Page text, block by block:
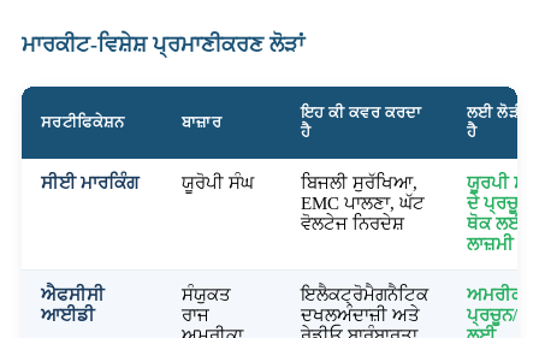
ਮਾਰਕੀਟ-ਵਿਸ਼ੇਸ਼ ਪ੍ਰਮਾਣੀਕਰਣ ਲੋੜਾਂ
ਸਰਟੀਫਿਕੇਸ਼ਨ ਬਾਜ਼ਾਰ
ਇਹ ਕੀ ਕਵਰ ਕਰਦਾ
ਹੈ
ਲਈ ਲੋੜੀਂਦਾ
ਹੈ
ਸੀਈ ਮਾਰਕਿੰਗ ਯੂਰੋਪੀ ਸੰਘ
ਬਿਜਲੀ ਸੁਰੱਖਿਆ,
EMC ਪਾਲਣਾ, ਘੱਟ
ਵੋਲਟੇਜ ਨਿਰਦੇਸ਼
ਯੂਰਪੀ ਸੰਘ
ਦੇ ਪ੍ਰਚੂਨ/
ਥੋਕ ਲਈ
ਲਾਜ਼ਮੀ
ਐਫਸੀਸੀ
ਆਈਡੀ
ਸੰਯੁਕਤ
ਰਾਜ
ਇਲੈਕਟ੍ਰੋਮੈਗਨੈਟਿਕ
ਦਖਲਅੰਦਾਜ਼ੀ ਅਤੇ
ਅਮਰੀਕੀ
ਪ੍ਰਚੂਨ/